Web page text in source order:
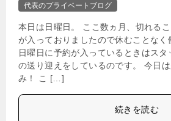
代表のプライベートブログ
本日は日曜日。 ここ数ヵ月、切れる
が入っておりましたので休むことなく
日曜日に予約が入っているときはス
の送り迎えをしているのです。 今日
み！ こ […]
続きを読む